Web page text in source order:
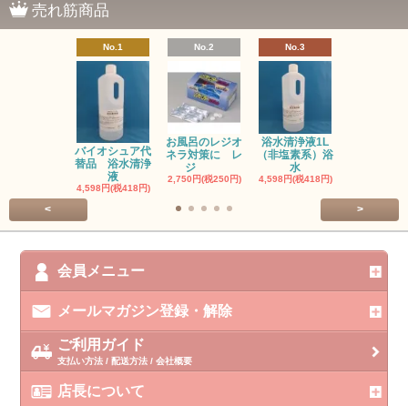
売れ筋商品
No.1
バイオシュア代
替品 浴水清浄
液
4,598円(税418円)
No.2
お風呂のレジオ
ネラ対策に レ
ジ
2,750円(税250円)
No.3
浴水清浄液1L
（非塩素系）浴
水
4,598円(税418円)
< >
会員メニュー
メールマガジン登録・解除
ご利用ガイド
支払い方法 / 配送方法 / 会社概要
店長について